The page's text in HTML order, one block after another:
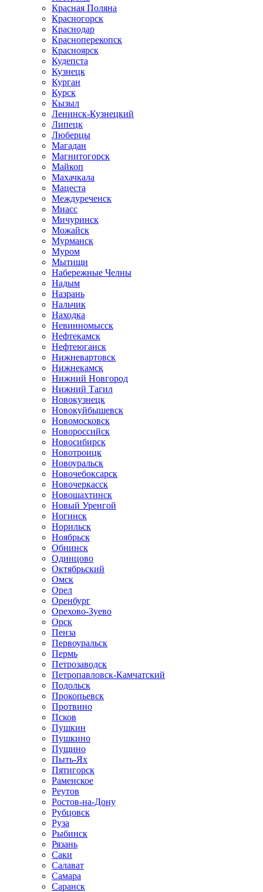
Красная Поляна
Красногорск
Краснодар
Красноперекопск
Красноярск
Кудепста
Кузнецк
Курган
Курск
Кызыл
Ленинск-Кузнецкий
Липецк
Люберцы
Магадан
Магнитогорск
Майкоп
Махачкала
Мацеста
Междуреченск
Миасс
Мичуринск
Можайск
Мурманск
Муром
Мытищи
Набережные Челны
Надым
Назрань
Нальчик
Находка
Невинномысск
Нефтекамск
Нефтеюганск
Нижневартовск
Нижнекамск
Нижний Новгород
Нижний Тагил
Новокузнецк
Новокуйбышевск
Новомосковск
Новороссийск
Новосибирск
Новотроицк
Новоуральск
Новочебоксарск
Новочеркасск
Новошахтинск
Новый Уренгой
Ногинск
Норильск
Ноябрьск
Обнинск
Одинцово
Октябрьский
Омск
Орел
Оренбург
Орехово-Зуево
Орск
Пенза
Первоуральск
Пермь
Петрозаводск
Петропавловск-Камчатский
Подольск
Прокопьевск
Протвино
Псков
Пушкин
Пушкино
Пущино
Пыть-Ях
Пятигорск
Раменское
Реутов
Ростов-на-Дону
Рубцовск
Руза
Рыбинск
Рязань
Саки
Салават
Самара
Саранск